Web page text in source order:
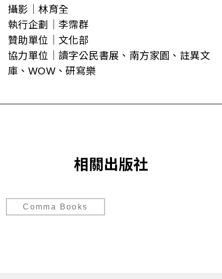
攝影｜林育全
執行企劃｜李霈群
贊助單位｜文化部
協力單位｜讀字公民書展、南方家園、註異文
庫、WOW、研寫樂
相關出版社
Comma Books